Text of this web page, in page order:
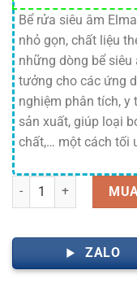
Bể rửa siêu âm
nhỏ gọn, chất liệu
những dòng bể
tưởng cho các ứng
nghiệm phân tích, y
sản xuất, giúp loại
chất,… một cách tối
Bể rửa siêu âm
ZALO